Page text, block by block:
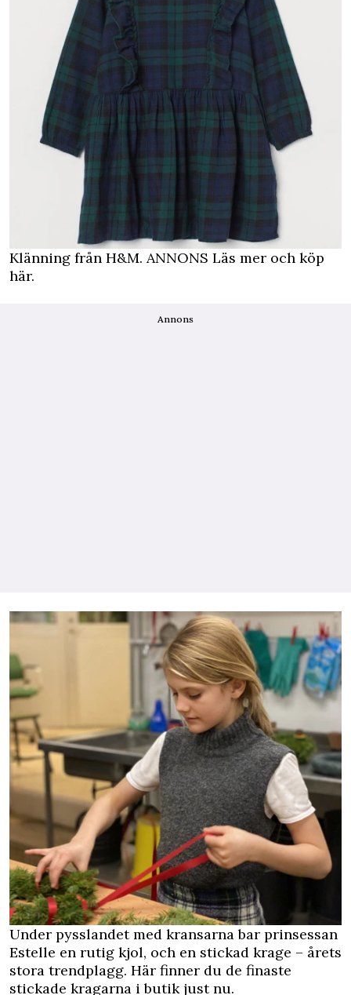
Klänning från H&M. ANNONS Läs mer och köp
här.
Annons
Under pysslandet med kransarna bar prinsessan
Estelle en rutig kjol, och en stickad krage – årets
stora trendplagg. Här finner du de finaste
stickade kragarna i butik just nu.